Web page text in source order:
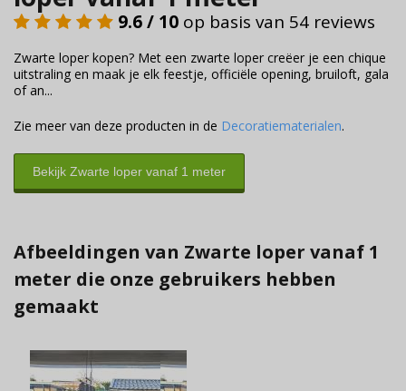
9.6 / 10 op basis van 54 reviews
Zwarte loper kopen? Met een zwarte loper creëer je een chique
uitstraling en maak je elk feestje, officiële opening, bruiloft, gala
of an...
Zie meer van deze producten in de Decoratiematerialen.
Bekijk Zwarte loper vanaf 1 meter
Afbeeldingen van Zwarte loper vanaf 1
meter die onze gebruikers hebben
gemaakt